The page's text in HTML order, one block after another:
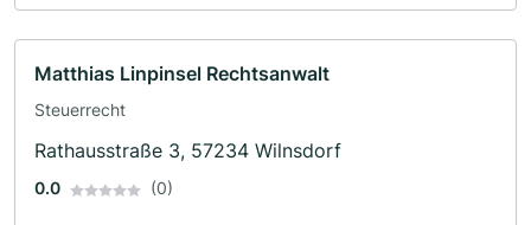
Matthias Linpinsel Rechtsanwalt
Steuerrecht
Rathausstraße 3, 57234 Wilnsdorf
0.0 (0)